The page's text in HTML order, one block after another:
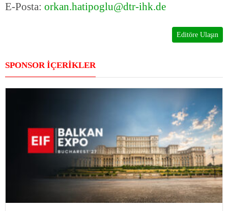
E-Posta: orkan.hatipoglu@dtr-ihk.de
Editöre Ulaşın
SPONSOR İÇERİKLER